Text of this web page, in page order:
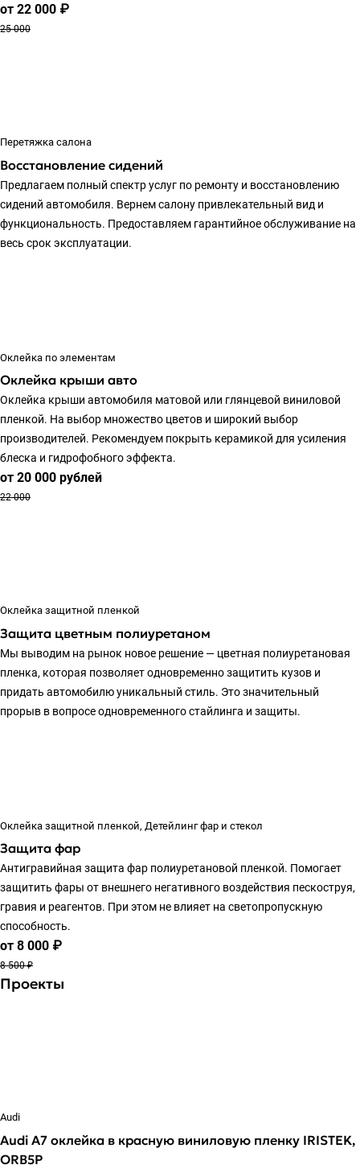
от 22 000 ₽
25 000
Перетяжка салона
Восстановление сидений
Предлагаем полный спектр услуг по ремонту и восстановлению
сидений автомобиля. Вернем салону привлекательный вид и
функциональность. Предоставляем гарантийное обслуживание на
весь срок эксплуатации.
Оклейка по элементам
Оклейка крыши авто
Оклейка крыши автомобиля матовой или глянцевой виниловой
пленкой. На выбор множество цветов и широкий выбор
производителей. Рекомендуем покрыть керамикой для усиления
блеска и гидрофобного эффекта.
от 20 000 рублей
22 000
Оклейка защитной пленкой
Защита цветным полиуретаном
Мы выводим на рынок новое решение — цветная полиуретановая
пленка, которая позволяет одновременно защитить кузов и
придать автомобилю уникальный стиль. Это значительный
прорыв в вопросе одновременного стайлинга и защиты.
Оклейка защитной пленкой, Детейлинг фар и стекол
Защита фар
Антигравийная защита фар полиуретановой пленкой. Помогает
защитить фары от внешнего негативного воздействия пескоструя,
гравия и реагентов. При этом не влияет на светопропускную
способность.
от 8 000 ₽
8 500 ₽
Проекты
Audi
Audi A7 оклейка в красную виниловую пленку IRISTEK,
ORB5P